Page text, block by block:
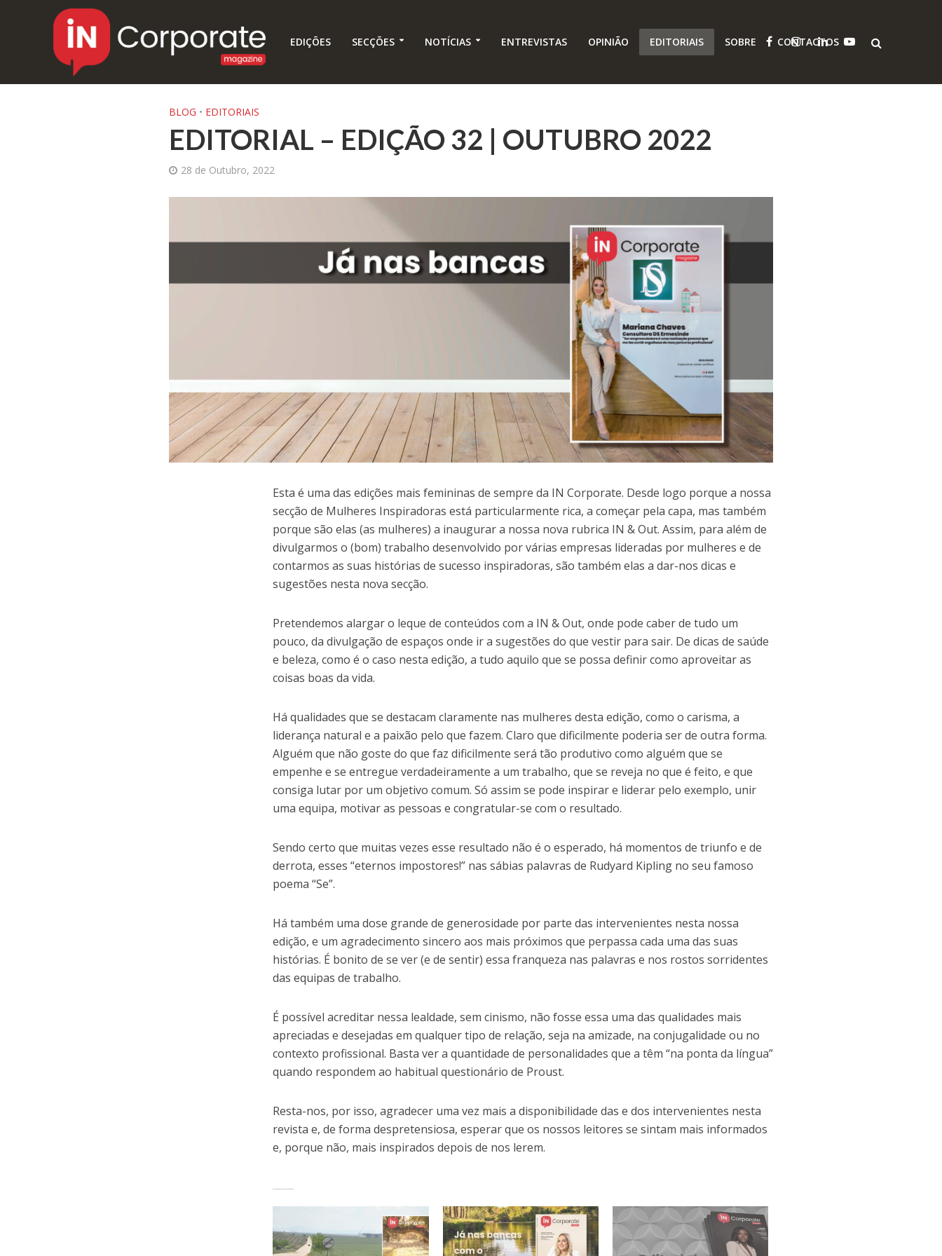
EDIÇÕES SECÇÕES NOTÍCIAS ENTREVISTAS OPINIÃO EDITORIAIS SOBRE CONTACTOS
BLOG • EDITORIAIS
EDITORIAL – EDIÇÃO 32 | OUTUBRO 2022
28 de Outubro, 2022
Esta é uma das edições mais femininas de sempre da IN Corporate. Desde logo porque a nossa
secção de Mulheres Inspiradoras está particularmente rica, a começar pela capa, mas também
porque são elas (as mulheres) a inaugurar a nossa nova rubrica IN & Out. Assim, para além de
divulgarmos o (bom) trabalho desenvolvido por várias empresas lideradas por mulheres e de
contarmos as suas histórias de sucesso inspiradoras, são também elas a dar-nos dicas e
sugestões nesta nova secção.
Pretendemos alargar o leque de conteúdos com a IN & Out, onde pode caber de tudo um
pouco, da divulgação de espaços onde ir a sugestões do que vestir para sair. De dicas de saúde
e beleza, como é o caso nesta edição, a tudo aquilo que se possa definir como aproveitar as
coisas boas da vida.
Há qualidades que se destacam claramente nas mulheres desta edição, como o carisma, a
liderança natural e a paixão pelo que fazem. Claro que dificilmente poderia ser de outra forma.
Alguém que não goste do que faz dificilmente será tão produtivo como alguém que se
empenhe e se entregue verdadeiramente a um trabalho, que se reveja no que é feito, e que
consiga lutar por um objetivo comum. Só assim se pode inspirar e liderar pelo exemplo, unir
uma equipa, motivar as pessoas e congratular-se com o resultado.
Sendo certo que muitas vezes esse resultado não é o esperado, há momentos de triunfo e de
derrota, esses “eternos impostores!” nas sábias palavras de Rudyard Kipling no seu famoso
poema “Se”.
Há também uma dose grande de generosidade por parte das intervenientes nesta nossa
edição, e um agradecimento sincero aos mais próximos que perpassa cada uma das suas
histórias. É bonito de se ver (e de sentir) essa franqueza nas palavras e nos rostos sorridentes
das equipas de trabalho.
É possível acreditar nessa lealdade, sem cinismo, não fosse essa uma das qualidades mais
apreciadas e desejadas em qualquer tipo de relação, seja na amizade, na conjugalidade ou no
contexto profissional. Basta ver a quantidade de personalidades que a têm “na ponta da língua”
quando respondem ao habitual questionário de Proust.
Resta-nos, por isso, agradecer uma vez mais a disponibilidade das e dos intervenientes nesta
revista e, de forma despretensiosa, esperar que os nossos leitores se sintam mais informados
e, porque não, mais inspirados depois de nos lerem.